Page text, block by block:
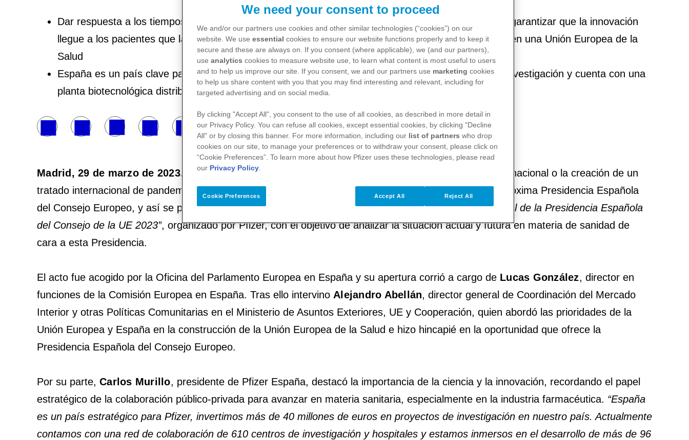
Dar respuesta a los tiempos de acceso y la financiación de tratamientos innovadores es clave para garantizar que la innovación
llegue a los pacientes que la necesitan, fomentado el bienestar de la población española y europea en una Unión Europea de la
Salud
España es un país clave para Pfizer, dónde invierte más de 40 millones de euros en proyectos de investigación y cuenta con una
planta biotecnológica distribuidora exclusiva global de terapias de hemofilia de la compañía
Madrid, 29 de marzo de 2023.-
El Espacio Europeo de Datos Sanitarios, el Reglamento Sanitario Internacional o la creación de un
tratado internacional de pandemias, son algunos de los temas que se tendrán que abordar durante la próxima Presidencia Española
del Consejo Europeo, y así se puso de manifiesto en la sesión:
“Construyendo la UE de la Salud: el papel de la Presidencia Española
del Consejo de la UE 2023”, organizado por Pfizer, con el objetivo de analizar la situación actual y futura en materia de sanidad de
cara a esta Presidencia.
El acto fue acogido por la Oficina del Parlamento Europea en España y su apertura corrió a cargo de Lucas González, director en
funciones de la Comisión Europea en España. Tras ello intervino Alejandro Abellán, director general de Coordinación del Mercado
Interior y otras Políticas Comunitarias en el Ministerio de Asuntos Exteriores, UE y Cooperación, quien abordó las prioridades de la
Unión Europea y España en la construcción de la Unión Europea de la Salud e hizo hincapié en la oportunidad que ofrece la
Presidencia Española del Consejo Europeo.
Por su parte, Carlos Murillo, presidente de Pfizer España, destacó la importancia de la ciencia y la innovación, recordando el papel
estratégico de la colaboración público-privada para avanzar en materia sanitaria, especialmente en la industria farmacéutica. “España
es un país estratégico para Pfizer, invertimos más de 40 millones de euros en proyectos de investigación en nuestro país. Actualmente
contamos con una red de colaboración de 610 centros de investigación y hospitales y estamos inmersos en el desarrollo de más de 96
We need your consent to proceed
We and/or our partners use cookies and other similar technologies (“cookies”) on our
website. We use essential cookies to ensure our website functions properly and to keep it
secure and these are always on. If you consent (where applicable), we (and our partners),
use analytics cookies to measure website use, to learn what content is most useful to users
and to help us improve our site. If you consent, we and our partners use marketing cookies
to help us share content with you that you may find interesting and relevant, including for
targeted advertising and on social media.
By clicking "Accept All", you consent to the use of all cookies, as described in more detail in
our Privacy Policy. You can refuse all cookies, except essential cookies, by clicking "Decline
All" or by closing this banner. For more information, including our list of partners who drop
cookies on our site, to manage your preferences or to withdraw your consent, please click on
“Cookie Preferences”. To learn more about how Pfizer uses these technologies, please read
our Privacy Policy
Cookie Preferences Reject All
Accept All